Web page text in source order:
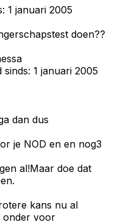
1 januari 2005
doen??
sinds: 1 januari 2005
dan dus
je NOD en en nog3
al!Maar doe dat
kans nu al
onder voor